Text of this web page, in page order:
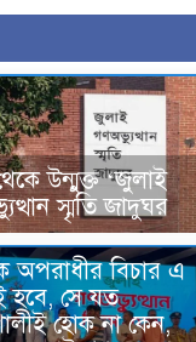
উন্মুক্ত ‘জুলাই
স্মৃতি জাদুঘর
অপরাধীর বিচার এ
হবে, সে যত
হোক না কেন,